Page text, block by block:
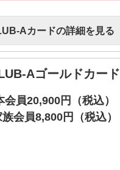
Aカードの詳細を見る
Aゴールドカード
会員20,900円（税込）
会員8,800円（税込）